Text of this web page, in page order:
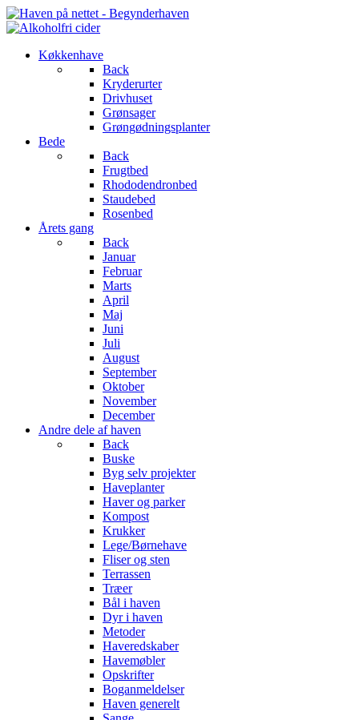
Køkkenhave
Back
Kryderurter
Drivhuset
Grønsager
Grøngødningsplanter
Bede
Back
Frugtbed
Rhododendronbed
Staudebed
Rosenbed
Årets gang
Back
Januar
Februar
Marts
April
Maj
Juni
Juli
August
September
Oktober
November
December
Andre dele af haven
Back
Buske
Byg selv projekter
Haveplanter
Haver og parker
Kompost
Krukker
Lege/Børnehave
Fliser og sten
Terrassen
Træer
Bål i haven
Dyr i haven
Metoder
Haveredskaber
Havemøbler
Opskrifter
Boganmeldelser
Haven generelt